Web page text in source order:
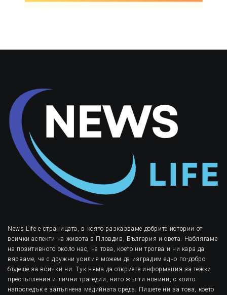
News Life е страницата, в която разказваме добрите истории от
всички аспекти на живота в Пловдив, България и света. Наблягаме
на позитивното около нас, на това, което ни трогва и ни кара да
вярваме, че с дружни усилия можем да изградим едно по-добро
бъдеще за всички ни. Тук няма да откриете информация за тежки
престъпления и лични трагедии, нито жълти новини, с които
напоследък е запълнена медийната среда. Пишете ни за това, което